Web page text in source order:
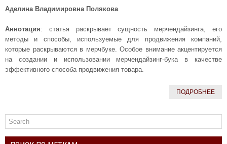
Аделина Владимировна Полякова
Аннотация: статья раскрывает сущность мерчендайзинга, его
методы и способы, используемые для продвижения компаний,
которые раскрываются в мерчбуке. Особое внимание акцентируется
на создании и использовании мерчендайзинг-бука в качестве
эффективного способа продвижения товара.
ПОДРОБНЕЕ